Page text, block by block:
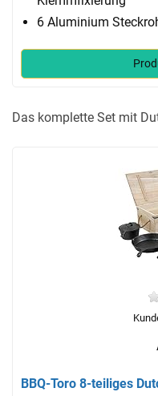
6 Aluminium
Das komplette Set mit
BBQ-Toro 8-teiliges